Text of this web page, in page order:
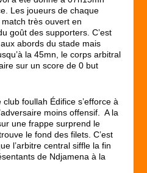
Les joueurs de chaque
très ouvert en
goût des supporters. C’est
abords du stade mais
la 45mn, le corps arbitral
sur un score de 0 but
foullah Édifice s’efforce à
moins offensif. A la
une frappe surprend le
le fond des filets. C’est
l’arbitre central siffle la fin
de Ndjamena à la